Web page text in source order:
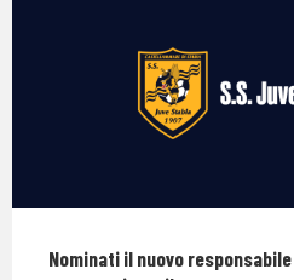
Nominati il nuovo